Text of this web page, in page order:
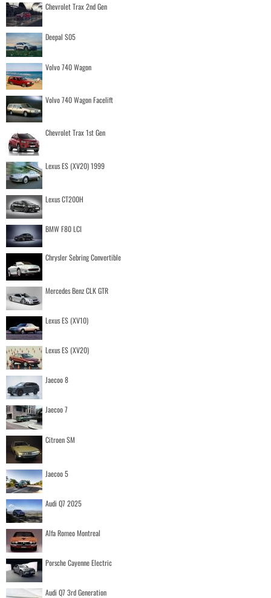
Chevrolet Trax 2nd Gen
Deepal S05
Volvo 740 Wagon
Volvo 740 Wagon Facelift
Chevrolet Trax 1st Gen
Lexus ES (XV20) 1999
Lexus CT200H
BMW F80 LCI
Chrysler Sebring Convertible
Mercedes Benz CLK GTR
Lexus ES (XV10)
Lexus ES (XV20)
Jaecoo 8
Jaecoo 7
Citroen SM
Jaecoo 5
Audi Q7 2025
Alfa Romeo Montreal
Porsche Cayenne Electric
Audi Q7 3rd Generation